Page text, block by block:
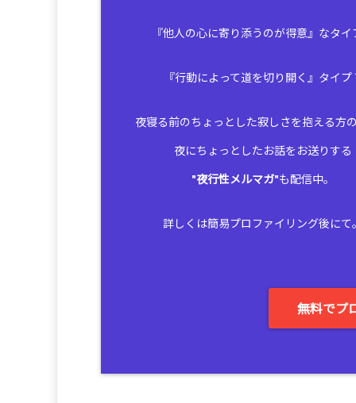
『他人の心に寄り添うのが得意』なタイ
『行動によって道を切り開く』タイプ
夜寝る前のちょっとした寂しさを抱える方
夜にちょっとしたお話をお送りする
"夜行性メルマガ"も配信中。
詳しくは簡易プロファイリング後にて
無料でプ